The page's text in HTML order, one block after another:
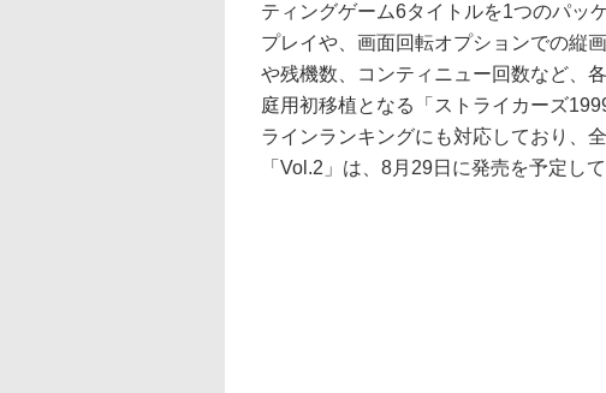
ティングゲーム6タイトルを1つのパッ
プレイや、画面回転オプションでの縦
や残機数、コンティニュー回数など、
庭用初移植となる「ストライカーズ
ラインランキングにも対応しており、
「Vol.2」は、8月29日に発売を予定して